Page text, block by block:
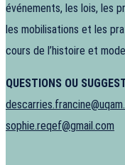
événements, les lois, les
les mobilisations et les
cours de l’histoire et
QUESTIONS OU
sophie.reqef@gmail.com